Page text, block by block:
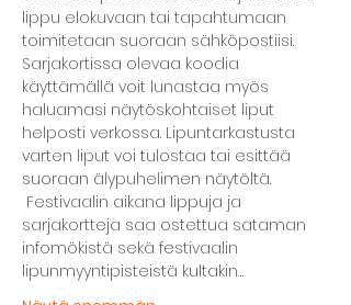
lippu elokuvaan tai tapahtumaan
toimitetaan suoraan sähköpostiisi.
Sarjakortissa olevaa koodia
käyttämällä voit lunastaa myös
haluamasi näytöskohtaiset liput
helposti verkossa. Lipuntarkastusta
varten liput voi tulostaa tai esittää
suoraan älypuhelimen näytöltä.
Festivaalin aikana lippuja ja
sarjakortteja saa ostettua sataman
infomökistä sekä festivaalin
lipunmyyntipisteistä kultakin…